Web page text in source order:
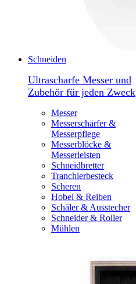
Schneiden
Ultrascharfe Messer und
Zubehör für jeden Zweck
Messer
Messerschärfer &
Messerpflege
Messerblöcke &
Messerleisten
Schneidbretter
Tranchierbesteck
Scheren
Hobel & Reiben
Schäler & Ausstecher
Schneider & Roller
Mühlen